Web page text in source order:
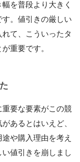
を普段より大きく
。値引きの厳しい
て、こういったタ
重要です。
要な要素がこの競
あるとはいえど、
や購入理由を考え
値引きを崩しまし